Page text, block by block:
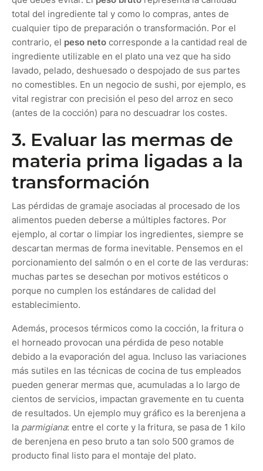
total del ingrediente tal y como lo compras, antes de
cualquier tipo de preparación o transformación. Por el
contrario, el peso neto corresponde a la cantidad real de
ingrediente utilizable en el plato una vez que ha sido
lavado, pelado, deshuesado o despojado de sus partes
no comestibles. En un negocio de sushi, por ejemplo, es
vital registrar con precisión el peso del arroz en seco
(antes de la cocción) para no descuadrar los costes.
3. Evaluar las mermas de
materia prima ligadas a la
transformación
Las pérdidas de gramaje asociadas al procesado de los
alimentos pueden deberse a múltiples factores. Por
ejemplo, al cortar o limpiar los ingredientes, siempre se
descartan mermas de forma inevitable. Pensemos en el
porcionamiento del salmón o en el corte de las verduras:
muchas partes se desechan por motivos estéticos o
porque no cumplen los estándares de calidad del
establecimiento.
Además, procesos térmicos como la cocción, la fritura o
el horneado provocan una pérdida de peso notable
debido a la evaporación del agua. Incluso las variaciones
más sutiles en las técnicas de cocina de tus empleados
pueden generar mermas que, acumuladas a lo largo de
cientos de servicios, impactan gravemente en tu cuenta
de resultados. Un ejemplo muy gráfico es la berenjena a
la parmigiana: entre el corte y la fritura, se pasa de 1 kilo
de berenjena en peso bruto a tan solo 500 gramos de
producto final listo para el montaje del plato.